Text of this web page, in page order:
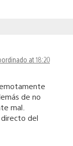
at 18:20
de no
mal.
directo del